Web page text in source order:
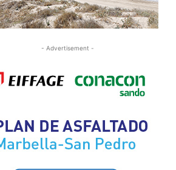
- Advertisement -